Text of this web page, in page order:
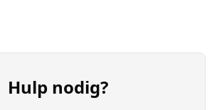
Hulp nodig?